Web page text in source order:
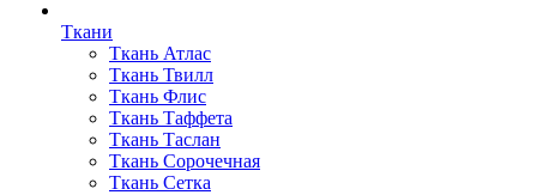
Ткани
Ткань Атлас
Ткань Твилл
Ткань Флис
Ткань Таффета
Ткань Таслан
Ткань Сорочечная
Ткань Сетка